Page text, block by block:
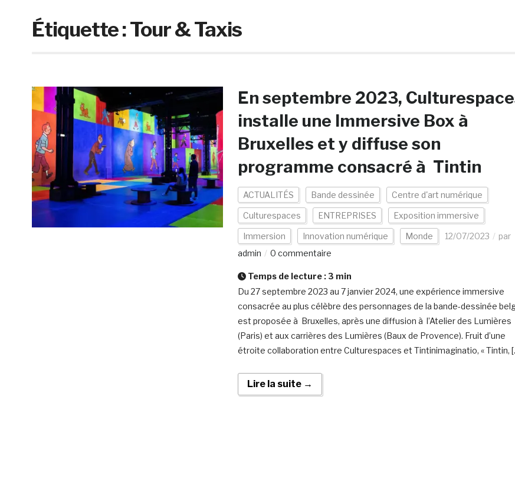
Étiquette :Tour & Taxis
En septembre 2023,
installe une Immersive Box à
Bruxelles et y diffuse son
programme consacré à Tintin
ACTUALITÉS Bande dessinée Centre d'art numérique
Culturespaces ENTREPRISES Exposition immersive
Immersion Innovation numérique Monde 12/07/2023
par
admin
0 commentaire
Temps de lecture : 3 min
Du 27 septembre 2023 au 7 janvier 2024, une expérience immersive
consacrée au plus célèbre des personnages de la bande-dessinée
est proposée à Bruxelles, après une diffusion à l’Atelier des Lumières
(Paris) et aux carrières des Lumières (Baux de Provence). Fruit d’une
étroite collaboration entre Culturespaces et Tintinimaginatio, « Tintin,
Lire la suite →